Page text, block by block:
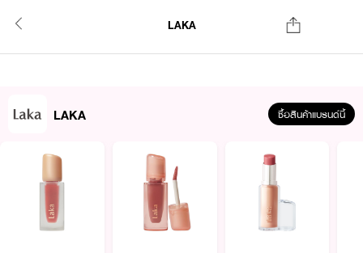
LAKA
LAKA ซื้อสินค้าแบรนด์นี้